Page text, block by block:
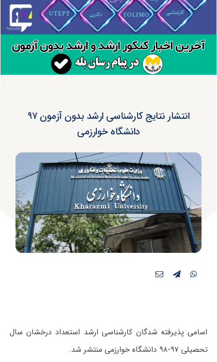
انتشار نتایج کارشناسی ارشد بدون آزمون ۹۷
دانشگاه خوارزمی
اسامی پذیرفته شدگان کارشناسی ارشد استعداد درخشان سال
تحصیلی ۹۷-۹۸ دانشگاه خوارزمی منتشر شد.